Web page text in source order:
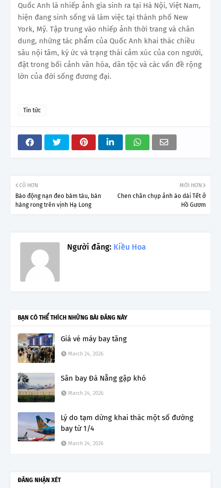
Quốc Anh là nhiếp ảnh gia sinh ra tại Hà Nội, Việt Nam,
hiện đang sinh sống và làm việc tại thành phố New
York, Mỹ. Tập trung vào nhiếp ảnh thời trang và chân
dung, những tác phẩm của Quốc Anh khai thác chiều
sâu nội tâm, ký ức và trạng thái cảm xúc của con người,
đặt trong bối cảnh văn hóa, dân tộc và các vấn đề rộng
lớn của đời sống đương đại.
Tin tức
MỚI HƠN
Chen chân chụp ảnh áo dài Tết ở
Hồ Gươm
CŨ HƠN
Báo động nạn đeo bám tàu, bán
hàng rong trên vịnh Hạ Long
Người đăng: Kiều Hoa
BẠN CÓ THỂ THÍCH NHỮNG BÀI ĐĂNG NÀY
Giá vé máy bay tăng
March 24, 2026
Sân bay Đà Nẵng gặp khó
March 24, 2026
Lý do tạm dừng khai thác một số đường
bay từ 1/4
March 24, 2026
ĐĂNG NHẬN XÉT